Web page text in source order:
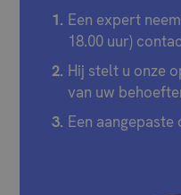
Een expert
18.00 uur)
Hij stelt u onze
van uw
Een